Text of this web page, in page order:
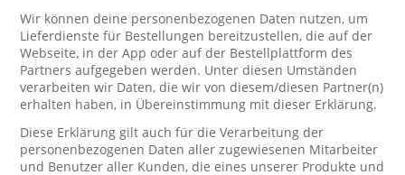
Wir können deine personenbezogenen Daten nutzen, um
Lieferdienste für Bestellungen bereitzustellen, die auf der
Webseite, in der App oder auf der Bestellplattform des
Partners aufgegeben werden. Unter diesen Umständen
verarbeiten wir Daten, die wir von diesem/diesen Partner(n)
erhalten haben, in Übereinstimmung mit dieser Erklärung.
Diese Erklärung gilt auch für die Verarbeitung der
personenbezogenen Daten aller zugewiesenen Mitarbeiter
und Benutzer aller Kunden, die eines unserer Produkte und